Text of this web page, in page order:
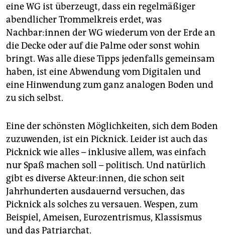
eine WG ist überzeugt, dass ein regelmäßiger
abendlicher Trommelkreis erdet, was
Nachbar:innen der WG wiederum von der Erde an
die Decke oder auf die Palme oder sonst wohin
bringt. Was alle diese Tipps jedenfalls gemeinsam
haben, ist eine Abwendung vom Digitalen und
eine Hinwendung zum ganz analogen Boden und
zu sich selbst.
Eine der schönsten Möglichkeiten, sich dem Boden
zuzuwenden, ist ein Picknick. Leider ist auch das
Picknick wie alles – inklusive allem, was einfach
nur Spaß machen soll – politisch. Und natürlich
gibt es diverse Akteur:innen, die schon seit
Jahrhunderten ausdauernd versuchen, das
Picknick als solches zu versauen. Wespen, zum
Beispiel, Ameisen, Eurozentrismus, Klassismus
und das Patriarchat.